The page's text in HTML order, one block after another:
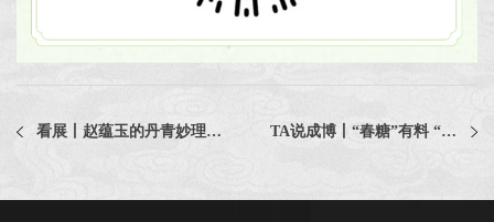
看展丨赵蕴玉的丹青妙理：藏在笔墨里的中国画心法 TA说成博丨“春糖”有料 “蓉酒”飘香